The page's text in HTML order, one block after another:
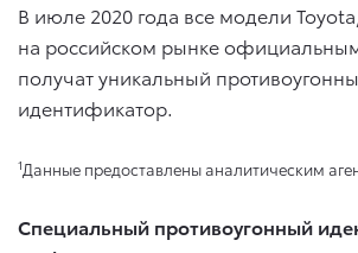
В июле 2020 года все модели
на российском рынке
получат уникальный
идентификатор.
1Данные предоставлены аналитическим
Специальный противоугонный